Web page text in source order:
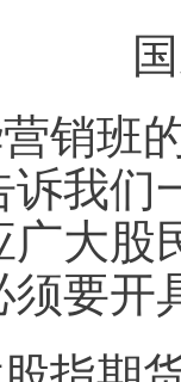
销班
诉我们
广大股
须要开